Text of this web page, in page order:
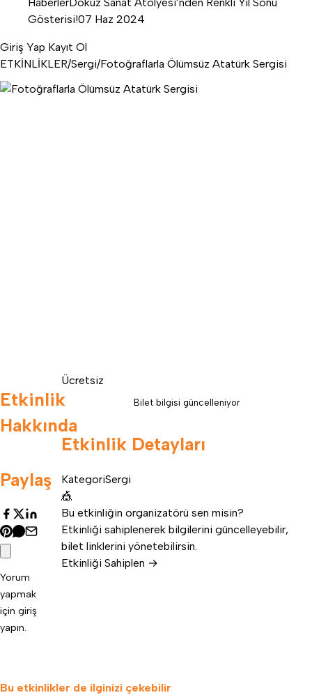
Gösterisi!07 Haz 2024
Giriş Yap Kayıt Ol
ETKİNLİKLER/Sergi/Fotoğraflarla Ölümsüz Atatürk Sergisi
Etkinlik
Hakkında
Paylaş
Yorum
yapmak
için giriş
yapın.
Ücretsiz
Bilet bilgisi güncelleniyor
Etkinlik Detayları
KategoriSergi
🎪
Bu etkinliğin organizatörü sen misin?
Etkinliği sahiplenerek bilgilerini güncelleyebilir,
bilet linklerini yönetebilirsin.
Etkinliği Sahiplen →
Bu etkinlikler de ilginizi çekebilir